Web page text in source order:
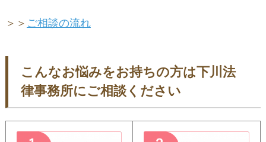
＞＞ ご相談の流れ
こんなお悩みをお持ちの方は下川法
律事務所にご相談ください